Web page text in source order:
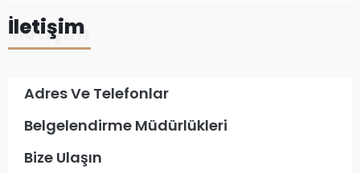
İletişim
Adres Ve Telefonlar
Belgelendirme Müdürlükleri
Bize Ulaşın